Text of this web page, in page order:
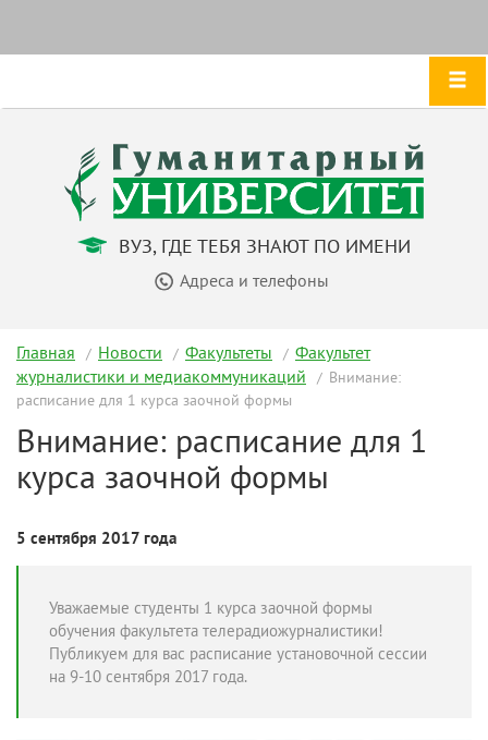
ВУЗ, ГДЕ ТЕБЯ ЗНАЮТ ПО ИМЕНИ
Адреса и телефоны
Главная Новости Факультеты
Факультет
журналистики и медиакоммуникаций
Внимание:
расписание для 1 курса заочной формы
Внимание: расписание для 1
курса заочной формы
5 сентября 2017 года
Уважаемые студенты 1 курса заочной формы
обучения факультета телерадиожурналистики!
Публикуем для вас расписание установочной сессии
на 9-10 сентября 2017 года.